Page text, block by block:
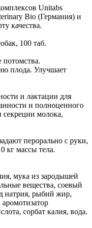
Unitabs
Bio (Германия) и
качества.
100 таб.
потомства.
плода. Улучшает
и лактации для
и полноценного
секреции молока,
перорально с руки,
кг массы тела.
мука из зародышей
вещества, соевый
натрия, рыбий жир,
сорбат калия, вода.